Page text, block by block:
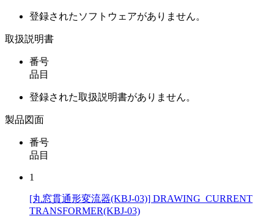
登録されたソフトウェアがありません。
取扱説明書
番号
品目
登録された取扱説明書がありません。
製品図面
番号
品目
1
[丸窓貫通形変流器(KBJ-03)] DRAWING_CURRENT
TRANSFORMER(KBJ-03)